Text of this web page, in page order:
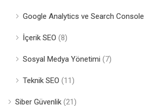
Google Analytics ve Search Console
İçerik SEO (8)
Sosyal Medya Yönetimi (7)
Teknik SEO (11)
Siber Güvenlik (21)